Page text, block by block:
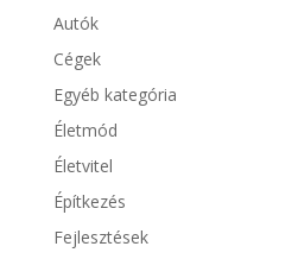
Autók
Cégek
Egyéb kategória
Életmód
Életvitel
Építkezés
Fejlesztések